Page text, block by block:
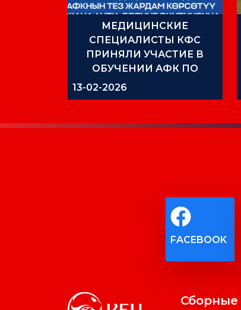
МЕДИЦИНСКИЕ
СПЕЦИАЛИСТЫ КФС
ПРИНЯЛИ УЧАСТИЕ В
ОБУЧЕНИИ АФК ПО
ОКАЗАНИЮ
НЕОТЛОЖНОЙ ПОМОЩИ
13-02-2026
FACEBOOK
Сборные